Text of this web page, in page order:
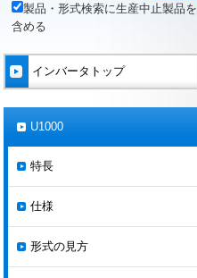
製品・形式検索に生産中止製品を
含める
インバータトップ
U1000
特長
仕様
形式の見方